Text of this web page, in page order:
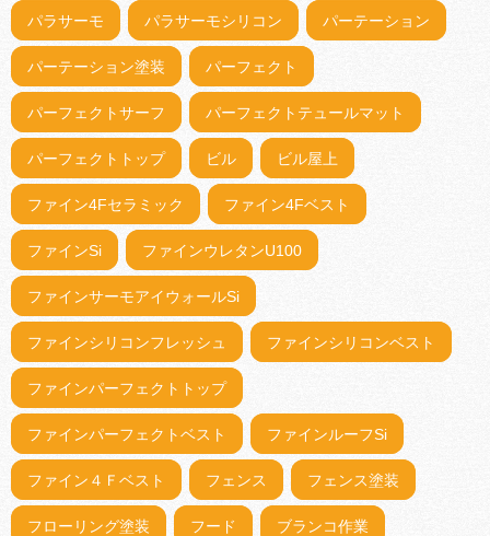
パラサーモ パラサーモシリコン パーテーション
パーテーション塗装 パーフェクト
パーフェクトサーフ パーフェクトテュールマット
パーフェクトトップ ビル ビル屋上
ファイン4Fセラミック ファイン4Fベスト
ファインSi ファインウレタンU100
ファインサーモアイウォールSi
ファインシリコンフレッシュ ファインシリコンベスト
ファインパーフェクトトップ
ファインパーフェクトベスト ファインルーフSi
ファイン４Ｆベスト フェンス フェンス塗装
フローリング塗装 フード ブランコ作業